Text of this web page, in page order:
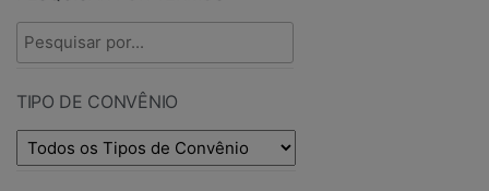
TIPO DE CONVÊNIO